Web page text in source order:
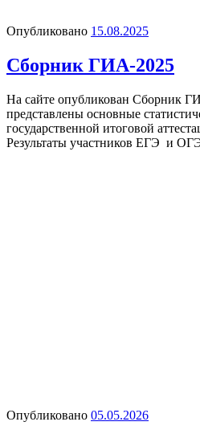
Опубликовано 15.08.2025
Сборник ГИА-2025
На сайте опубликован Сборник
представлены основные
государственной итоговой
Результаты участников ЕГЭ и
Опубликовано 05.05.2026